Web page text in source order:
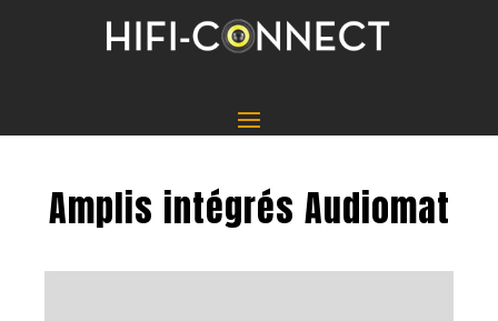
Amplis intégrés Audiomat